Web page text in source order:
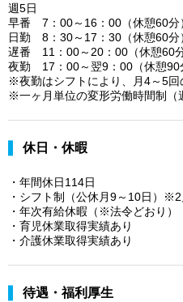
週5日
早番 7：00～16：00（休憩60分
日勤 8：30～17：30（休憩60分
遅番 11：00～20：00（休憩60分
夜勤 17：00～翌9：00（休憩90
※夜勤はシフトにより、月4～5回
※一ヶ月単位の変形労働時間制（
休日・休暇
・年間休日114日
・シフト制（公休月9～10日）
・年次有給休暇（※法令どおり）
・育児休業取得実績あり
・介護休業取得実績あり
待遇・福利厚生